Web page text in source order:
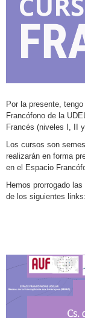
Por la presente,
Francófono de la
Francés (niveles I, II
Los cursos son
realizarán en forma
en el Espacio
Hemos prorrogado
de los siguientes links: